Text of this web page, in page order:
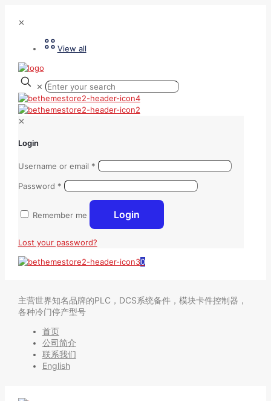
✕
View all
✕
✕
Login
Username or email *
Password *
Remember me Login
Lost your password?
0
主营世界知名品牌的PLC，DCS系统备件，模块卡件控制器，
各种冷门停产型号
首页
公司简介
联系我们
English